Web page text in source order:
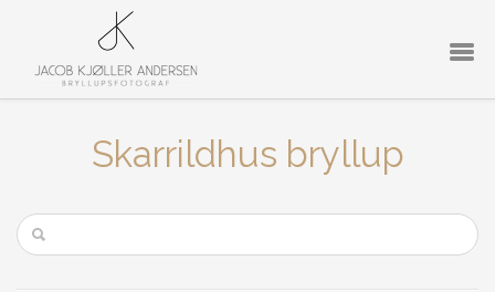
Skarrildhus bryllup